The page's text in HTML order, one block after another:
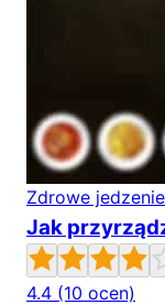
Zdrowe jedzenie
Jak
4.4 (10 ocen)